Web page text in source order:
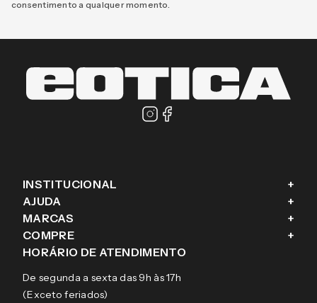
consentimento a qualquer momento.
INSTITUCIONAL +
Fale conosco
Blog
Sobre a eÓtica
Aviso de privacidade
Termos e condições de uso
AJUDA +
Como comprar
Trocas e Devoluções
Pagamentos
Garantias
MARCAS +
Ray-Ban
Tecnol
Arnette
COMPRE +
Óculos de sol
Lentes de contato
HORÁRIO DE ATENDIMENTO
De segunda a sexta das 9h às 17h
(Exceto feriados)